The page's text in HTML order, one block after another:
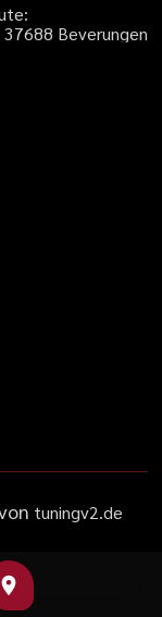
te:
37688 Beverungen
tuningv2.de